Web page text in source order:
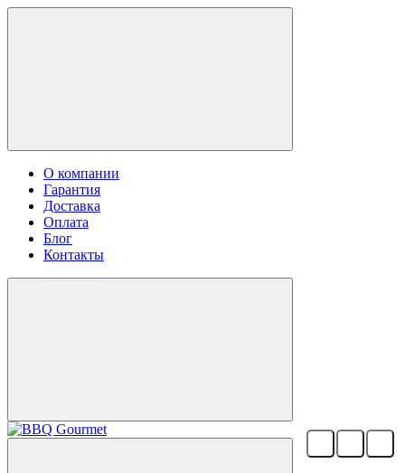
О компании
Гарантия
Доставка
Оплата
Блог
Контакты